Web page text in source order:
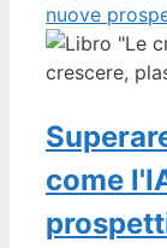
nuove
come